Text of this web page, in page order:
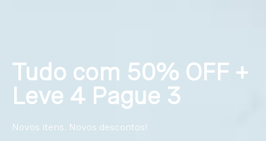
Tudo com 50% OFF +
Leve 4 Pague 3
Novos itens. Novos descontos!